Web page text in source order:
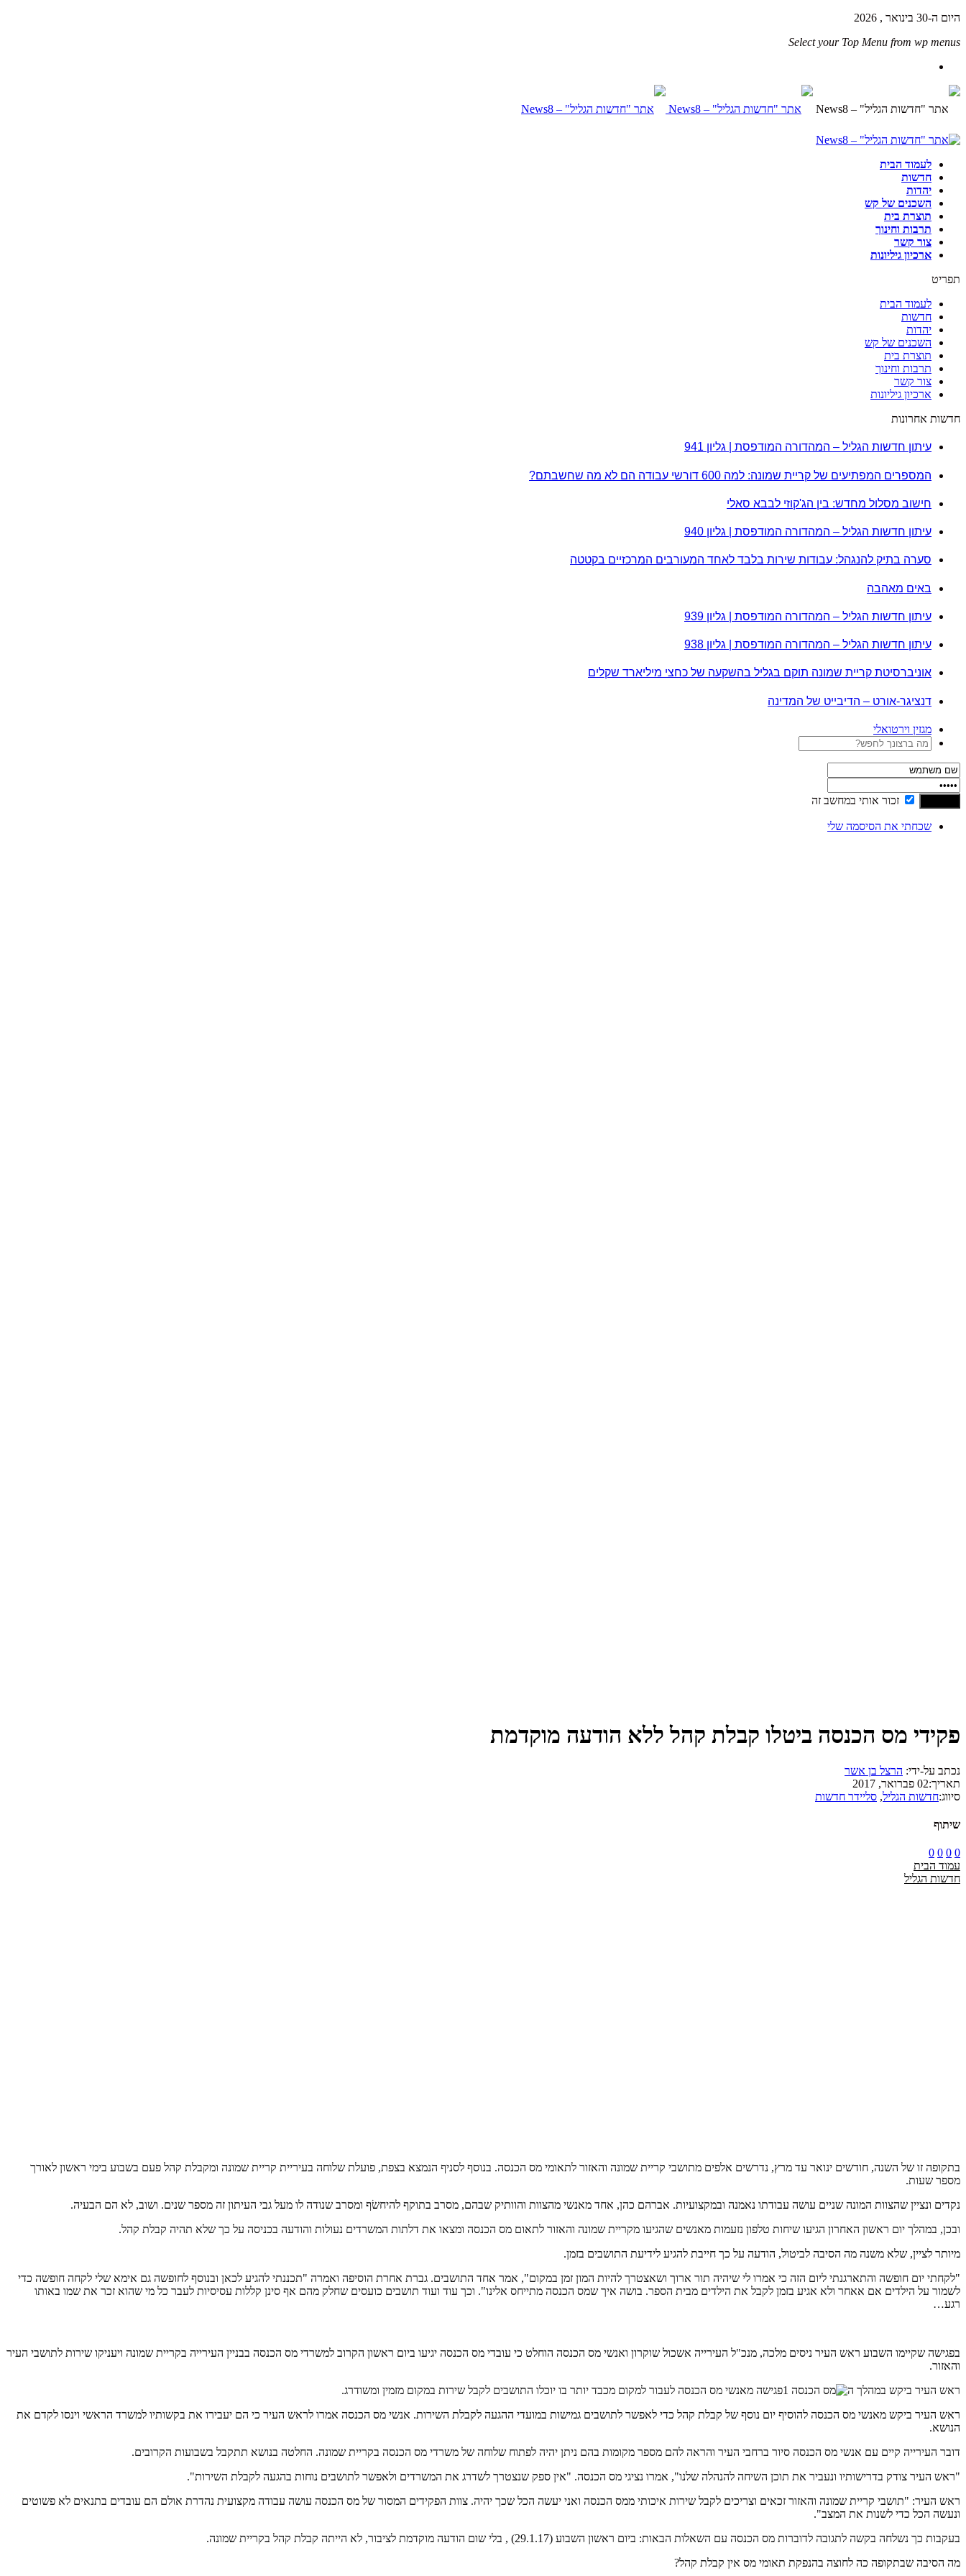
היום ה-30 בינואר , 2026
Select your Top Menu from wp menus
לעמוד הבית
חדשות
יהדות
השכנים של קש
תוצרת בית
תרבות וחינוך
צור קשר
ארכיון גיליונות
תפריט
לעמוד הבית
חדשות
יהדות
השכנים של קש
תוצרת בית
תרבות וחינוך
צור קשר
ארכיון גיליונות
חדשות אחרונות
עיתון חדשות הגליל – המהדורה המודפסת | גליון 941
המספרים המפתיעים של קריית שמונה: למה 600 דורשי עבודה הם לא מה שחשבתם?
חישוב מסלול מחדש: בין הג'קוזי לבבא סאלי
עיתון חדשות הגליל – המהדורה המודפסת | גליון 940
סערה בתיק להנגהל: עבודות שירות בלבד לאחד המעורבים המרכזיים בקטטה
באים מאהבה
עיתון חדשות הגליל – המהדורה המודפסת | גליון 939
עיתון חדשות הגליל – המהדורה המודפסת | גליון 938
אוניברסיטת קריית שמונה תוקם בגליל בהשקעה של כחצי מיליארד שקלים
דנציגר-אורט – הדיבייט של המדינה
מגזין וירטואלי
זכור אותי במחשב זה
שכחתי את הסיסמה שלי
פקידי מס הכנסה ביטלו קבלת קהל ללא הודעה מוקדמת
נכתב על-ידי: הרצל בן אשר
תאריך:02 פברואר, 2017
סיווג:חדשות הגליל, סליידר חדשות
שיתוף
0
0
0
0
עמוד הבית
חדשות הגליל
בתקופה זו של השנה, חודשים ינואר עד מרץ, נדרשים אלפים מתושבי קריית שמונה והאזור לתאומי מס הכנסה. בנוסף לסניף הנמצא בצפת, פועלת שלוחה בעיריית קריית שמונה ומקבלת קהל פעם בשבוע בימי ראשון לאורך
מספר שעות.
נקדים ונציין שהצוות המונה שניים עושה עבודתו נאמנה ובמקצועיות. אברהם כהן, אחד מאנשי מהצוות והוותיק שבהם, מסרב בתוקף להיחשׂף ומסרב שנודה לו מעל גבי העיתון זה מספר שנים. ושוב, לא הם הבעיה.
ובכן, במהלך יום ראשון האחרון הגיעו שיחות טלפון נזעמות מאנשים שהגיעו מקריית שמונה והאזור לתאום מס הכנסה ומצאו את דלתות המשרדים נעולות והודעה בכניסה על כך שלא תהיה קבלת קהל.
מיותר לציין, שלא משנה מה הסיבה לביטול, הודעה על כך חייבת להגיע לידיעת התושבים בזמן.
"לקחתי יום חופשה והתארגנתי ליום הזה כי אמרו לי שיהיה תור ארוך ושאצטרך להיות המון זמן במקום", אמר אחד התושבים. גברת אחרת הוסיפה ואמרה "תכננתי להגיע לכאן ובנוסף לחופשה גם אימא שלי לקחה חופשה כדי
לשמור על הילדים אם אאחר ולא אגיע בזמן לקבל את הילדים מבית הספר. בושה איך שמס הכנסה מתייחס אלינו". וכך עוד ועוד תושבים כועסים שחלק מהם אף סינן קללות עסיסיות לעבר כל מי שהוא זכר את שמו באותו
רגע…
בפגישה שקיימו השבוע ראש העיר ניסים מלכה, מנכ"ל העירייה אשכול שוקרון ואנשי מס הכנסה הוחלט כי עובדי מס הכנסה יגיעו ביום ראשון הקרוב למשרדי מס הכנסה בבניין העירייה בקריית שמונה ויעניקו שירות לתושבי העיר
והאזור.
ראש העיר ביקש במהלך ה
פגישה מאנשי מס הכנסה לעבור למקום מכבד יותר בו יוכלו התושבים לקבל שירות במקום מזמין ומשודרג.
ראש העיר ביקש מאנשי מס הכנסה להוסיף יום נוסף של קבלת קהל כדי לאפשר לתושבים גמישות במועדי ההגעה לקבלת השירות. אנשי מס הכנסה אמרו לראש העיר כי הם יעבירו את בקשותיו למשרד הראשי וינסו לקדם את
הנושא.
דובר העירייה קיים עם אנשי מס הכנסה סיור ברחבי העיר והראה להם מספר מקומות בהם ניתן יהיה לפתוח שלוחה של משרדי מס הכנסה בקריית שמונה. החלטה בנושא תתקבל בשבועות הקרובים.
"ראש העיר צודק בדרישותיו ונעביר את תוכן השיחה להנהלה שלנו", אמרו נציגי מס הכנסה. "אין ספק שנצטרך לשדרג את המשרדים ולאפשר לתושבים נוחות בהגעה לקבלת השירות".
ראש העיר: "תושבי קריית שמונה והאזור זכאים וצריכים לקבל שירות איכותי ממס הכנסה ואני יעשה הכל שכך יהיה. צוות הפקידים המסור של מס הכנסה עושה עבודה מקצועית נהדרת אולם הם עובדים בתנאים לא פשוטים
ונעשה הכל כדי לשנות את המצב".
בעקבות כך נשלחה בקשה לתגובה לדוברות מס הכנסה עם השאלות הבאות: ביום ראשון השבוע (29.1.17) , בלי שום הודעה מוקדמת לציבור, לא הייתה קבלת קהל בקריית שמונה.
מה הסיבה שבתקופה כה לחוצה בהנפקת תאומי מס אין קבלת קהל?